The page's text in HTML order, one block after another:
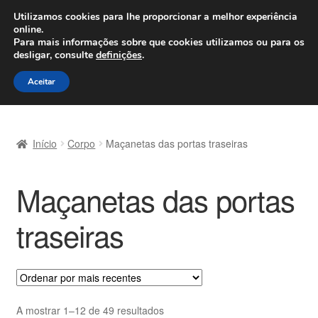
ENVIO a partir de 7 EUR
Seg-Sex, das 9h às 16h800 500 967
Ir
para
a
Saltar
para
o
Carrinho
Confira
Contato
Envio para todo o planeta
Minha conta
Início Corpo Maçanetas das portas traseiras
Maçanetas das portas
traseiras
A mostrar 1–12 de 49 resultadosOrdenado
Utilizamos cookies para lhe proporcionar a melhor experiência
online.
Para mais informações sobre que cookies utilizamos ou para os
desligar, consulte definições.
Aceitar